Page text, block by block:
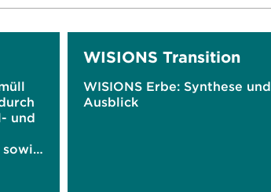
und
sowie
WISIONS Transition
WISIONS Erbe: Synthese und
Ausblick